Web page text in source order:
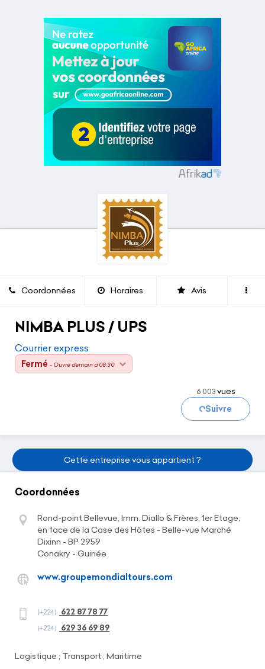
Coordonnées Horaires Avis
NIMBA PLUS / UPS
Courrier express
Fermé - Ouvre demain à 08:30
6 003vues
Chargement...Suivre
Cette entreprise vous appartient ?
Coordonnées
Rond-point Bellevue, Imm. Diallo & Frères, 1er Etage,
en face de la Case des Hôtes - Belle-vue Marché
Dixinn - BP 2959
Conakry - Guinée
www.groupemondialtours.com
(+224) 622 87 78 77
(+224) 629 36 69 89
Logistique ; Transport ; Maritime